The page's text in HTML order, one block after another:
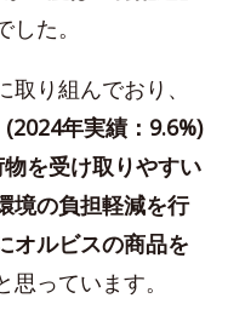
した。
り組んでおり、
年実績：9.6%)
を受け取りやすい
境の負担軽減を行
オルビスの商品を
思っています。